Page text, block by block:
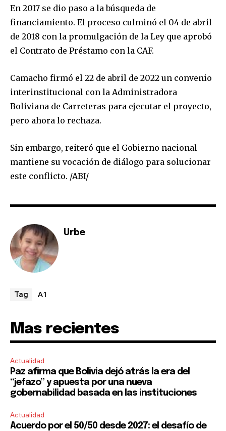
I've read and accept thePrivacy Policy.
En 2017 se dio paso a la búsqueda de
financiamiento. El proceso culminó el 04 de abril
de 2018 con la promulgación de la Ley que aprobó
el Contrato de Préstamo con la CAF.
Camacho firmó el 22 de abril de 2022 un convenio
interinstitucional con la Administradora
Boliviana de Carreteras para ejecutar el proyecto,
pero ahora lo rechaza.
Sin embargo, reiteró que el Gobierno nacional
mantiene su vocación de diálogo para solucionar
este conflicto. /ABI/
Urbe
Tag A1
Mas recientes
Actualidad
Paz afirma que Bolivia dejó atrás la era del
“jefazo” y apuesta por una nueva
gobernabilidad basada en las instituciones
Actualidad
Acuerdo por el 50/50 desde 2027: el desafío de